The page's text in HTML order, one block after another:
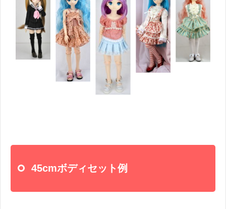
45cmボディセット例